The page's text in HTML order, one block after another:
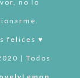
no lo
felices ♥︎
| Todos